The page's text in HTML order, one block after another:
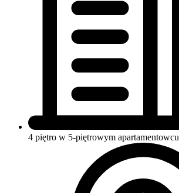
4 piętro w 5-piętrowym apartamentowcu